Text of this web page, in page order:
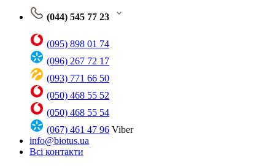
(044) 545 77 23
(095) 898 01 74
(096) 267 72 17
(093) 771 66 50
(050) 468 55 52
(050) 468 55 54
(067) 461 47 96 Viber
info@biotus.ua
Всі контакти